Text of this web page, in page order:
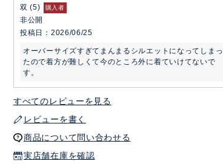
双 5 購入者
非公開
投稿日
2026/06/25
オーバーサイズすぎてまんまるシルエットになってしまっ
たので着方が難しくて今のところ外に着ていけてないで
す。
すべてのレビューを見る
レビューを書く
商品について問い合わせる
実店舗在庫を確認